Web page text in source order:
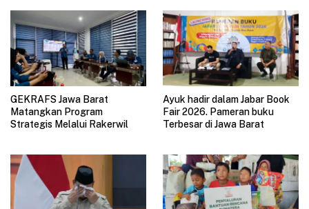
GEKRAFS Jawa Barat
Matangkan Program
Strategis Melalui Rakerwil
Ayuk hadir dalam Jabar Book
Fair 2026. Pameran buku
Terbesar di Jawa Barat